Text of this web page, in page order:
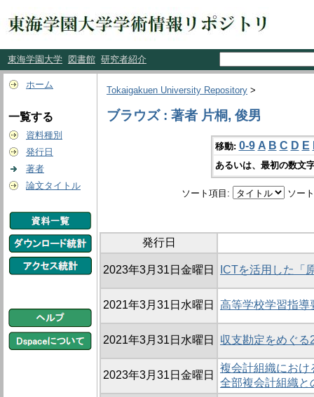
東海学園大学 図書館 研究者紹介
ホーム
一覧する
資料種別
発行日
著者
論文タイトル
Tokaigakuen University Repository >
ブラウズ : 著者 片桐, 俊男
移動: 0-9 A B C D E
あるいは、最初の数文
ソート項目: ソー
発行日
2023年3月31日金曜日 ICTを活用した「
2021年3月31日水曜日 高等学校学習指導
2021年3月31日水曜日 収支勘定をめぐる
2023年3月31日金曜日
複会計組織にお
全部複会計組織